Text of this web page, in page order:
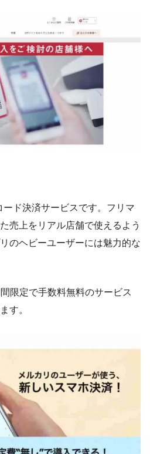
ード決済サービスです。フリマ
売上をリアル店舗で使えるよう
のヘビーユーザーには魅力的な
限定で手数料無料のサービス
す。